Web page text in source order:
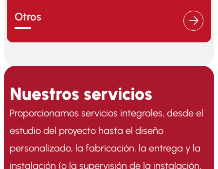
Otros
Nuestros servicios
Proporcionamos servicios integrales, desde el
estudio del proyecto hasta el diseño
personalizado, la fabricación, la entrega y la
instalación (o la supervisión de la instalación,